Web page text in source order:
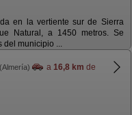
en la vertiente sur de Sierra
Natural, a 1450 metros. Se
del municipio ...
(Almería) a 16,8 km de